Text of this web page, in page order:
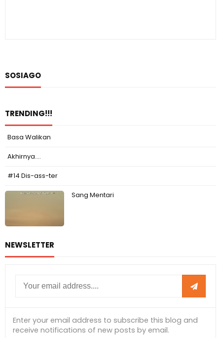
SOSIAGO
TRENDING!!!
Basa Walikan
Akhirnya....
#14 Dis-ass-ter
Sang Mentari
NEWSLETTER